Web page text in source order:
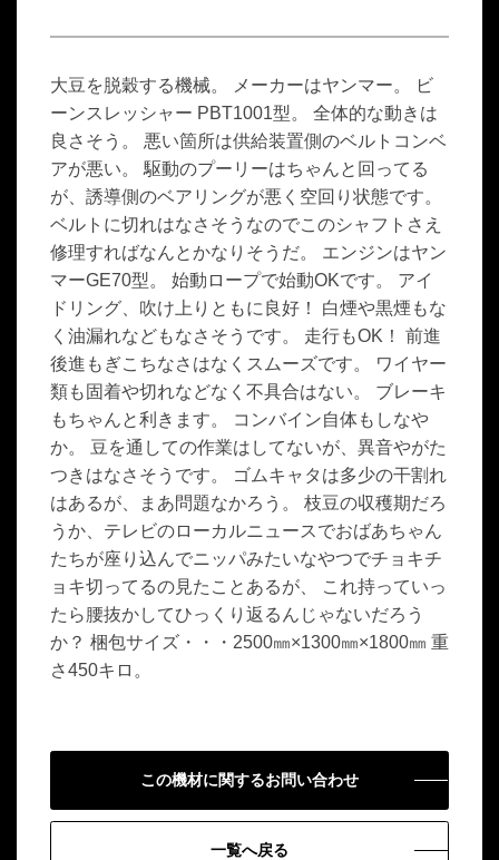
大豆を脱穀する機械。 メーカーはヤンマー。 ビ
ーンスレッシャー PBT1001型。 全体的な動きは
良さそう。 悪い箇所は供給装置側のベルトコンベ
アが悪い。 駆動のプーリーはちゃんと回ってる
が、誘導側のベアリングが悪く空回り状態です。
ベルトに切れはなさそうなのでこのシャフトさえ
修理すればなんとかなりそうだ。 エンジンはヤン
マーGE70型。 始動ロープで始動OKです。 アイ
ドリング、吹け上りともに良好！ 白煙や黒煙もな
く油漏れなどもなさそうです。 走行もOK！ 前進
後進もぎこちなさはなくスムーズです。 ワイヤー
類も固着や切れなどなく不具合はない。 ブレーキ
もちゃんと利きます。 コンバイン自体もしなや
か。 豆を通しての作業はしてないが、異音やがた
つきはなさそうです。 ゴムキャタは多少の干割れ
はあるが、まあ問題なかろう。 枝豆の収穫期だろ
うか、テレビのローカルニュースでおばあちゃん
たちが座り込んでニッパみたいなやつでチョキチ
ョキ切ってるの見たことあるが、 これ持っていっ
たら腰抜かしてひっくり返るんじゃないだろう
か？ 梱包サイズ・・・2500㎜×1300㎜×1800㎜ 重
さ450キロ。
この機材に関するお問い合わせ
一覧へ戻る